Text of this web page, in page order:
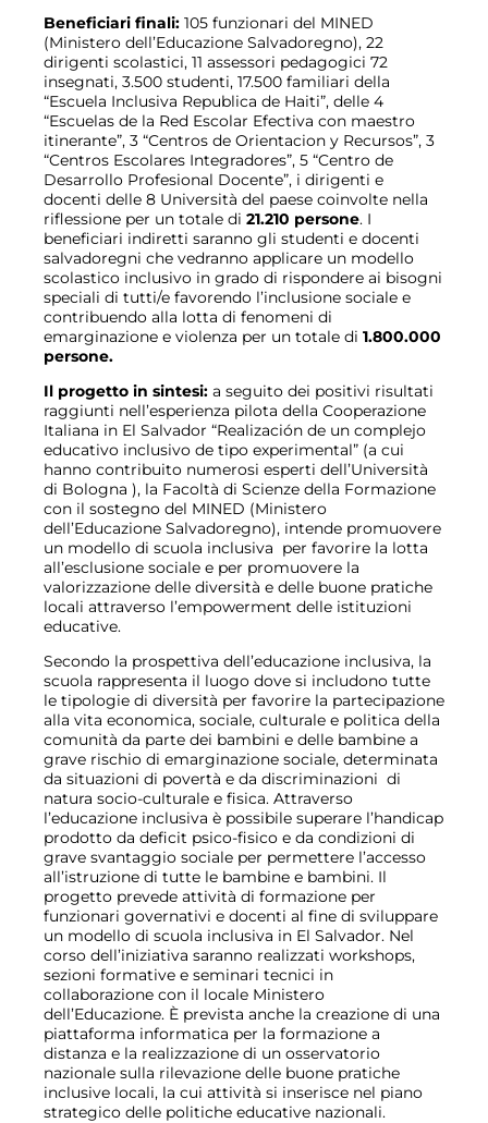
Beneficiari finali: 105 funzionari del MINED
(Ministero dell’Educazione Salvadoregno), 22
dirigenti scolastici, 11 assessori pedagogici 72
insegnati, 3.500 studenti, 17.500 familiari della
“Escuela Inclusiva Republica de Haiti”, delle 4
“Escuelas de la Red Escolar Efectiva con maestro
itinerante”, 3 “Centros de Orientacion y Recursos”, 3
“Centros Escolares Integradores”, 5 “Centro de
Desarrollo Profesional Docente”, i dirigenti e
docenti delle 8 Università del paese coinvolte nella
riflessione per un totale di 21.210 persone. I
beneficiari indiretti saranno gli studenti e docenti
salvadoregni che vedranno applicare un modello
scolastico inclusivo in grado di rispondere ai bisogni
speciali di tutti/e favorendo l’inclusione sociale e
contribuendo alla lotta di fenomeni di
emarginazione e violenza per un totale di 1.800.000
persone.
Il progetto in sintesi: a seguito dei positivi risultati
raggiunti nell’esperienza pilota della Cooperazione
Italiana in El Salvador “Realización de un complejo
educativo inclusivo de tipo experimental” (a cui
hanno contribuito numerosi esperti dell’Università
di Bologna ), la Facoltà di Scienze della Formazione
con il sostegno del MINED (Ministero
dell’Educazione Salvadoregno), intende promuovere
un modello di scuola inclusiva per favorire la lotta
all’esclusione sociale e per promuovere la
valorizzazione delle diversità e delle buone pratiche
locali attraverso l’empowerment delle istituzioni
educative.
Secondo la prospettiva dell’educazione inclusiva, la
scuola rappresenta il luogo dove si includono tutte
le tipologie di diversità per favorire la partecipazione
alla vita economica, sociale, culturale e politica della
comunità da parte dei bambini e delle bambine a
grave rischio di emarginazione sociale, determinata
da situazioni di povertà e da discriminazioni di
natura socio-culturale e fisica. Attraverso
l’educazione inclusiva è possibile superare l’handicap
prodotto da deficit psico-fisico e da condizioni di
grave svantaggio sociale per permettere l’accesso
all’istruzione di tutte le bambine e bambini. Il
progetto prevede attività di formazione per
funzionari governativi e docenti al fine di sviluppare
un modello di scuola inclusiva in El Salvador. Nel
corso dell’iniziativa saranno realizzati workshops,
sezioni formative e seminari tecnici in
collaborazione con il locale Ministero
dell’Educazione. È prevista anche la creazione di una
piattaforma informatica per la formazione a
distanza e la realizzazione di un osservatorio
nazionale sulla rilevazione delle buone pratiche
inclusive locali, la cui attività si inserisce nel piano
strategico delle politiche educative nazionali.